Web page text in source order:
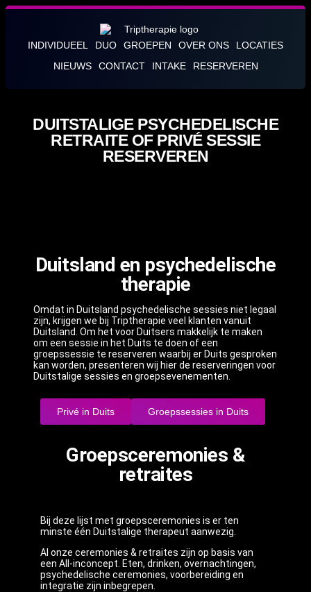
INDIVIDUEEL DUO GROEPEN OVER ONS
LOCATIES
NIEUWS
CONTACT INTAKE RESERVEREN
DUITSTALIGE PSYCHEDELISCHE
RETRAITE OF PRIVÉ SESSIE
RESERVEREN
Duitsland en psychedelische
therapie
Omdat in Duitsland psychedelische sessies niet legaal
zijn, krijgen we bij Triptherapie veel klanten vanuit
Duitsland. Om het voor Duitsers makkelijk te maken
om een sessie in het Duits te doen of een
groepssessie te reserveren waarbij er Duits gesproken
kan worden, presenteren wij hier de reserveringen voor
Duitstalige sessies en groepsevenementen.
Privé in Duits Groepssessies in Duits
Groepsceremonies &
retraites
Bij deze lijst met groepsceremonies is er ten
minste één Duitstalige therapeut aanwezig.
Al onze ceremonies & retraites zijn op basis van
een All-inconcept. Eten, drinken, overnachtingen,
psychedelische ceremonies, voorbereiding en
integratie zijn inbegrepen.